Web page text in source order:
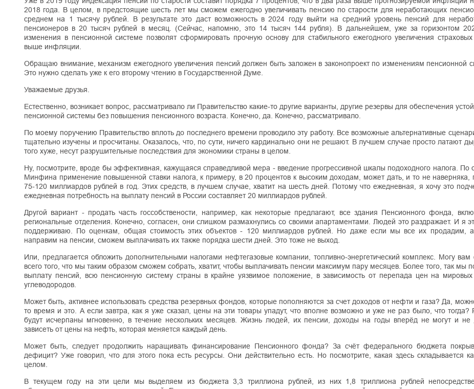
2018 года. В целом, в предстоящие шесть лет мы сможем ежегодно увеличивать пенсию по старости для неработающих
среднем на 1 тысячу рублей. В результате это даст возможность в 2024 году выйти на средний уровень пенсий для
пенсионеров в 20 тысяч рублей в месяц. (Сейчас, напомню, это 14 тысяч 144 рубля). В дальнейшем, уже за горизонтом
изменения в пенсионной системе позволят сформировать прочную основу для стабильного ежегодного увеличения
выше инфляции.
Обращаю внимание, механизм ежегодного увеличения пенсий должен быть заложен в законопроект по изменениям пенсионной
Это нужно сделать уже к его второму чтению в Государственной Думе.
Уважаемые друзья.
Естественно, возникает вопрос, рассматривало ли Правительство какие-то другие варианты, другие резервы для обеспечения
пенсионной системы без повышения пенсионного возраста. Конечно, да. Конечно, рассматривало.
По моему поручению Правительство вплоть до последнего времени проводило эту работу. Все возможные альтернативные
тщательно изучены и просчитаны. Оказалось, что, по сути, ничего кардинально они не решают. В лучшем случае просто латают
того хуже, несут разрушительные последствия для экономики страны в целом.
Ну, посмотрите, вроде бы эффективная, кажущаяся справедливой мера - введение прогрессивной шкалы подоходного налога. По
Минфина применение повышенной ставки налога, к примеру, в 20 процентов к высоким доходам, может дать, и то не наверняка,
75-120 миллиардов рублей в год. Этих средств, в лучшем случае, хватит на шесть дней. Потому что ежедневная, я хочу это
ежедневная потребность на выплату пенсий в России составляет 20 миллиардов рублей.
Другой вариант - продать часть госсобствености, например, как некоторые предлагают, все здания Пенсионного фонда,
региональные отделения. Конечно, согласен, они слишком размахнулись со своими апартаментами. Людей это раздражает. И я
поддерживаю. По оценкам, общая стоимость этих объектов - 120 миллиардов рублей. Но даже если мы все их продадим, а
направим на пенсии, сможем выплачивать их также порядка шести дней. Это тоже не выход.
Или, предлагается обложить дополнительными налогами нефтегазовые компании, топливно-энергетический комплекс. Могу вам
всего того, что мы таким образом сможем собрать, хватит, чтобы выплачивать пенсии максимум пару месяцев. Более того, так мы
выплату пенсий, всю пенсионную систему страны в крайне уязвимое положение, в зависимость от перепада цен на
углеводородов.
Может быть, активнее использовать средства резервных фондов, которые пополняются за счет доходов от нефти и газа? Да,
то время и это. А если завтра, как я уже сказал, цены на эти товары упадут, что вполне возможно и уже не раз было, что тогда?
будут исчерпаны мгновенно, в течение нескольких месяцев. Жизнь людей, их пенсии, доходы на годы вперёд не могут и не
зависеть от цены на нефть, которая меняется каждый день.
Может быть, следует продолжить наращивать финансирование Пенсионного фонда? За счёт федерального бюджета
дефицит? Уже говорил, что для этого пока есть ресурсы. Они действительно есть. Но посмотрите, какая здесь складывается
целом.
В текущем году на эти цели мы выделяем из бюджета 3,3 триллиона рублей, из них 1,8 триллиона рублей